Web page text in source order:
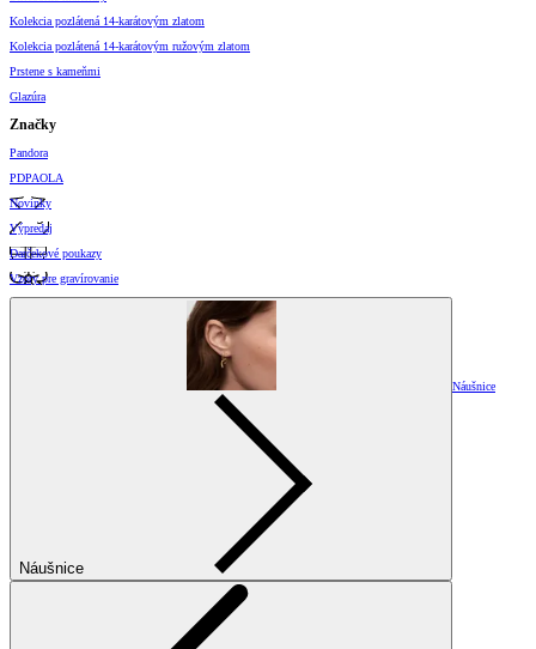
Kolekcia pozlátená 14-karátovým zlatom
Kolekcia pozlátená 14-karátovým ružovým zlatom
Prstene s kameňmi
Glazúra
Značky
Pandora
PDPAOLA
Novinky
Výpredaj
Darčekové poukazy
Vzory pre gravírovanie
Náušnice
Náušnice